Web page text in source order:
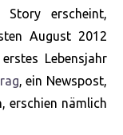
Story erscheint,
August 2012
Lebensjahr
, ein Newspost,
erschien nämlich